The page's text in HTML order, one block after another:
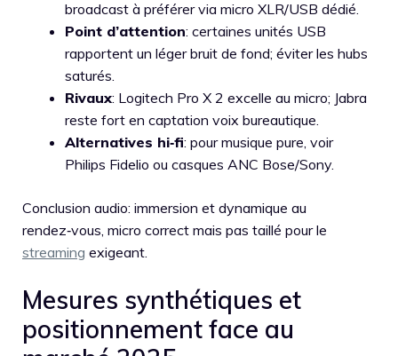
broadcast à préférer via micro XLR/USB dédié.
Point d’attention: certaines unités USB
rapportent un léger bruit de fond; éviter les hubs
saturés.
Rivaux: Logitech Pro X 2 excelle au micro; Jabra
reste fort en captation voix bureautique.
Alternatives hi‑fi: pour musique pure, voir
Philips Fidelio ou casques ANC Bose/Sony.
Conclusion audio: immersion et dynamique au
rendez‑vous, micro correct mais pas taillé pour le
streaming exigeant.
Mesures synthétiques et
positionnement face au